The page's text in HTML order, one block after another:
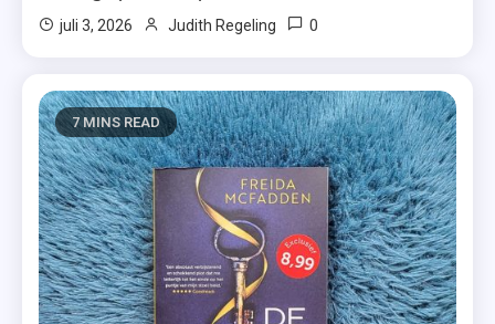
juli 3, 2026 Judith Regeling 0
7 MINS READ